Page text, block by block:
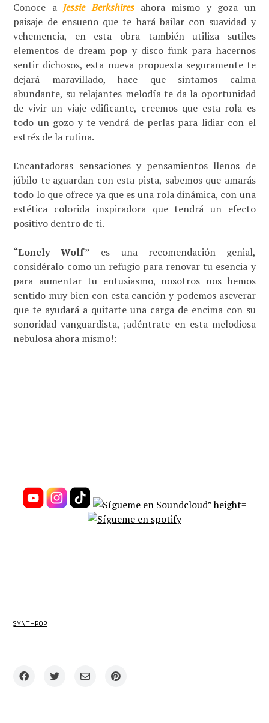
Conoce a Jessie Berkshires ahora mismo y goza un
paisaje de ensueño que te hará bailar con suavidad y
vehemencia, en esta obra también utiliza sutiles
elementos de dream pop y disco funk para hacernos
sentir dichosos, esta nueva propuesta seguramente te
dejará maravillado, hace que sintamos calma
abundante, su relajantes melodía te da la oportunidad
de vivir un viaje edificante, creemos que esta rola es
todo un gozo y te vendrá de perlas para lidiar con el
estrés de la rutina.
Encantadoras sensaciones y pensamientos llenos de
júbilo te aguardan con esta pista, sabemos que amarás
todo lo que ofrece ya que es una rola dinámica, con una
estética colorida inspiradora que tendrá un efecto
positivo dentro de ti.
“Lonely Wolf” es una recomendación genial,
considéralo como un refugio para renovar tu esencia y
para aumentar tu entusiasmo, nosotros nos hemos
sentido muy bien con esta canción y podemos aseverar
que te ayudará a quitarte una carga de encima con su
sonoridad vanguardista, ¡adéntrate en esta melodiosa
nebulosa ahora mismo!:
SYNTHPOP